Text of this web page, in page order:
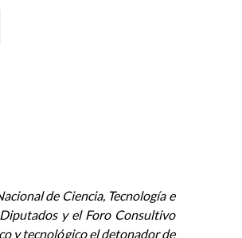
de Ciencia, Tecnología e
y el Foro Consultivo
y tecnológico el detonador de